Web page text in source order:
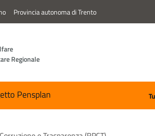
Provincia autonoma di Trento
Regionale
Pensplan